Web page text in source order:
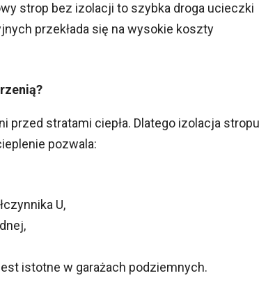
strop bez izolacji to szybka droga ucieczki
przekłada się na wysokie koszty
przed stratami ciepła. Dlatego izolacja stropu
pozwala:
U,
istotne w garażach podziemnych.